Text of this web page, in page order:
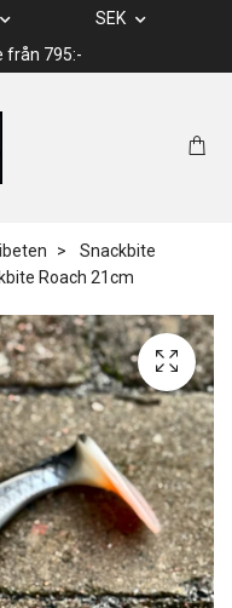
SEK
från 795:-
Snackbite
Roach 21cm